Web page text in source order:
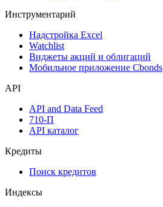
Инструментарий
Надстройка Excel
Watchlist
Виджеты акций и облигаций
Мобильное приложение Cbonds
API
API and Data Feed
710-П
API каталог
Кредиты
Поиск кредитов
Индексы